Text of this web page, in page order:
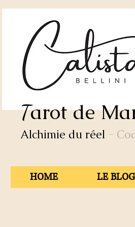
Tarot de
Alchimie du réel -
HOME LE BLOG